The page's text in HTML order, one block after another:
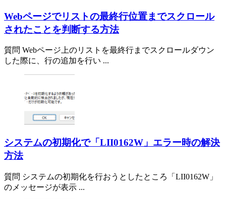
Webページでリストの最終行位置までスクロール
されたことを判断する方法
質問 Webページ上のリストを最終行までスクロールダウン
した際に、行の追加を行い ...
システムの初期化で「LII0162W」エラー時の解決
方法
質問 システムの初期化を行おうとしたところ「LII0162W」
のメッセージが表示 ...